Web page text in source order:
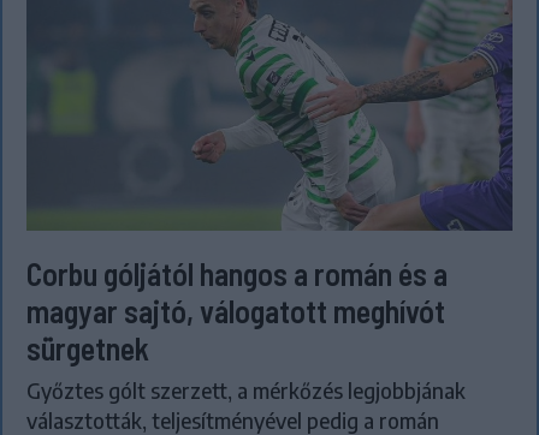
Corbu góljától hangos a román és a
magyar sajtó, válogatott meghívót
sürgetnek
Győztes gólt szerzett, a mérkőzés legjobbjának
választották, teljesítményével pedig a román